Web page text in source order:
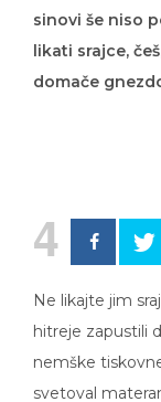
sinovi še niso
likati srajce,
domače
4
Ne likajte jim
hitreje zapustili
nemške
svetoval